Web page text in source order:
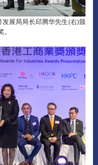
展局局长邱腾华先生(右)颁